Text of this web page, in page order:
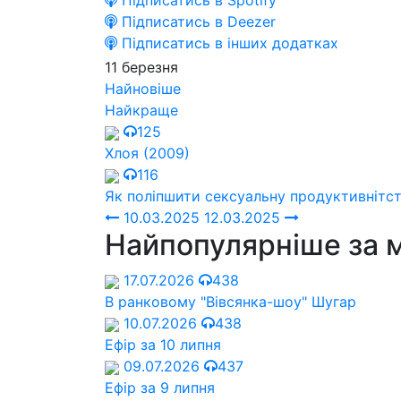
Підписатись в Deezer
Підписатись в інших додатках
11 березня
Найновіше
Найкраще
125
Хлоя (2009)
116
Як поліпшити сексуальну
10.03.2025 12.03.2025
Найпопулярніше за
17.07.2026
438
В ранковому "Вівсянка-шоу" Шугар
10.07.2026
438
Ефір за 10 липня
09.07.2026
437
Ефір за 9 липня